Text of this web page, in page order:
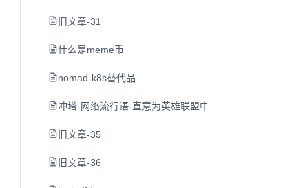
旧文章-31
什么是meme币
nomad-k8s替代品
冲塔-网络流行语-直意为英雄联盟中尚未发育完全就去打防
旧文章-35
旧文章-36